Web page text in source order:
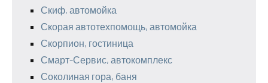
Скиф, автомойка
Скорая автотехпомощь, автомойка
Скорпион, гостиница
Смарт-Сервис, автокомплекс
Соколиная гора, баня